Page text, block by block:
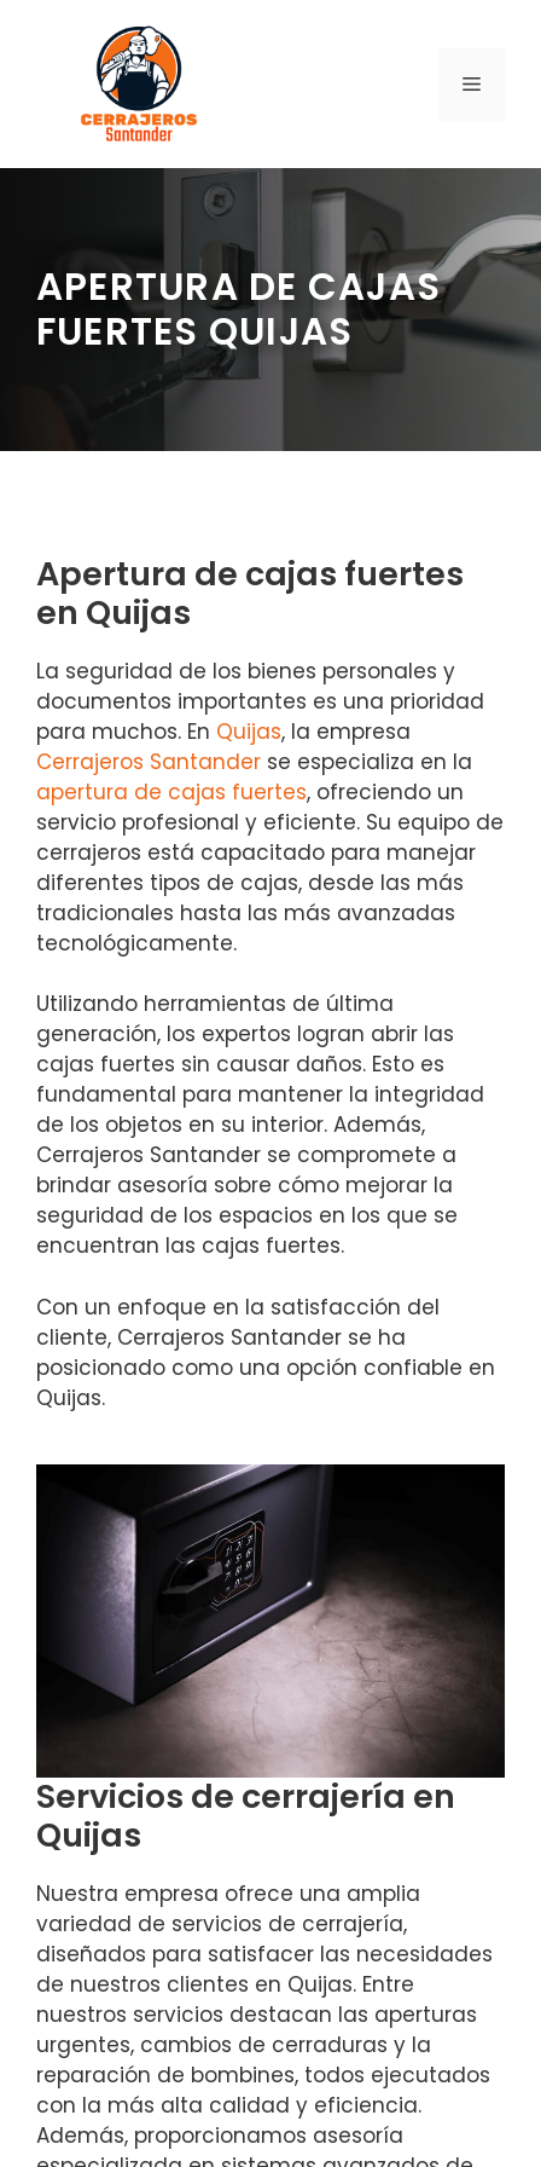
contenido
MENÚ
APERTURA DE CAJAS
FUERTES QUIJAS
Apertura de cajas fuertes
en Quijas
La seguridad de los bienes personales y
documentos importantes es una prioridad
para muchos. En Quijas, la empresa
Cerrajeros Santander se especializa en la
apertura de cajas fuertes, ofreciendo un
servicio profesional y eficiente. Su equipo de
cerrajeros está capacitado para manejar
diferentes tipos de cajas, desde las más
tradicionales hasta las más avanzadas
tecnológicamente.
Utilizando herramientas de última
generación, los expertos logran abrir las
cajas fuertes sin causar daños. Esto es
fundamental para mantener la integridad
de los objetos en su interior. Además,
Cerrajeros Santander se compromete a
brindar asesoría sobre cómo mejorar la
seguridad de los espacios en los que se
encuentran las cajas fuertes.
Con un enfoque en la satisfacción del
cliente, Cerrajeros Santander se ha
posicionado como una opción confiable en
Quijas.
Servicios de cerrajería en
Quijas
Nuestra empresa ofrece una amplia
variedad de servicios de cerrajería,
diseñados para satisfacer las necesidades
de nuestros clientes en Quijas. Entre
nuestros servicios destacan las aperturas
urgentes, cambios de cerraduras y la
reparación de bombines, todos ejecutados
con la más alta calidad y eficiencia.
Además, proporcionamos asesoría